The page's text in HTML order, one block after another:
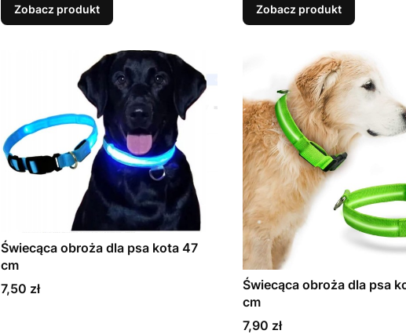
Zobacz produkt Zobacz produkt
Świecąca obroża dla psa kota 47
cm
Cena
7,50 zł
Świecąca obroża dla psa
cm
Cena
7,90 zł